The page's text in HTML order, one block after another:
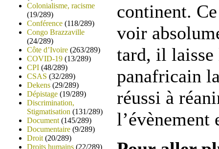
Colonialisme, racisme
(19/289)
Conférence (118/289)
Congo Brazzaville
(24/289)
Côte d’Ivoire (263/289)
COVID-19 (13/289)
CPI (48/289)
CSAS (32/289)
Dekens (29/289)
Dépistage (19/289)
Discrimination,
Stigmatisation (131/289)
Document (145/289)
Documentaire (9/289)
Droit (20/289)
Droits humains (22/289)
continent.
voir
tard, il laisse
panafricain
réussi à
l’évènement